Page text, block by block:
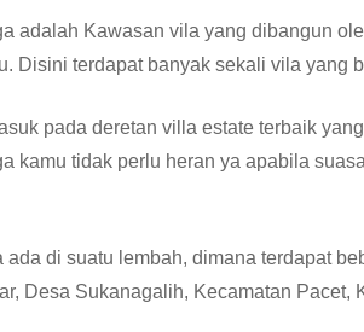
adalah Kawasan vila yang dibangun
Disini terdapat banyak sekali vila yang
pada deretan villa estate terbaik
kamu tidak perlu heran ya apabila
ada di suatu lembah, dimana terdapat
Desa Sukanagalih, Kecamatan Pacet,